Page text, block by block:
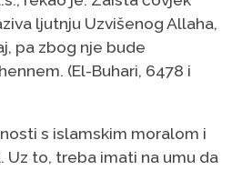
ljutnju Uzvišenog Allaha,
pa zbog nje bude
(El-Buhari, 6478 i
s islamskim moralom i
Uz to, treba imati na umu da